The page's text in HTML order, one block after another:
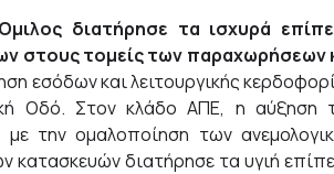
διατήρησε τα ισχυρά
στους τομείς των παραχωρήσεων
εσόδων και λειτουργικής
Οδό. Στον κλάδο ΑΠΕ, η αύξηση
την ομαλοποίηση των
διατήρησε τα υγιή